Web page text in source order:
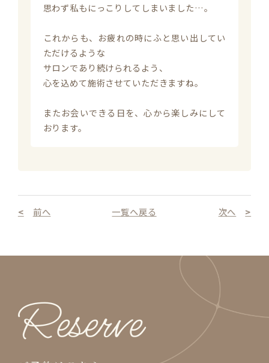
思わず私もにっこりしてしまいました…。
これからも、お疲れの時にふと思い出してい
ただけるような
サロンであり続けられるよう、
心を込めて施術させていただきますね。
またお会いできる日を、心から楽しみにして
おります。
前へ 一覧へ戻る 次へ
Reserve